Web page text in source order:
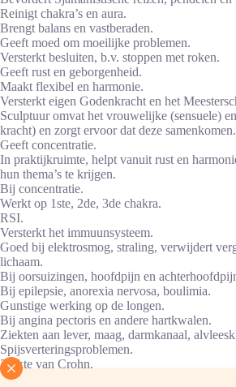
Reinigt chakra’s en aura.
Brengt balans en vastberaden.
Geeft moed om moeilijke problemen.
Versterkt besluiten, b.v. stoppen met roken.
Geeft rust en geborgenheid.
Maakt flexibel en harmonie.
Versterkt eigen Godenkracht en het
Sculptuur omvat het vrouwelijke (sensuele)
kracht) en zorgt ervoor dat deze samenkomen.
Geeft concentratie.
In praktijkruimte, helpt vanuit rust en
hun thema’s te krijgen.
Bij concentratie.
Werkt op 1ste, 2de, 3de chakra.
RSI.
Versterkt het immuunsysteem.
Goed bij elektrosmog, straling, verwijdert
lichaam.
Bij oorsuizingen, hoofdpijn en
Bij epilepsie, anorexia nervosa, boulimia.
Gunstige werking op de longen.
Bij angina pectoris en andere hartkwalen.
Ziekten aan lever, maag, darmkanaal,
Spijsverteringsproblemen.
Ziekte van Crohn.
Blaas-, gal- en nierproblemen.